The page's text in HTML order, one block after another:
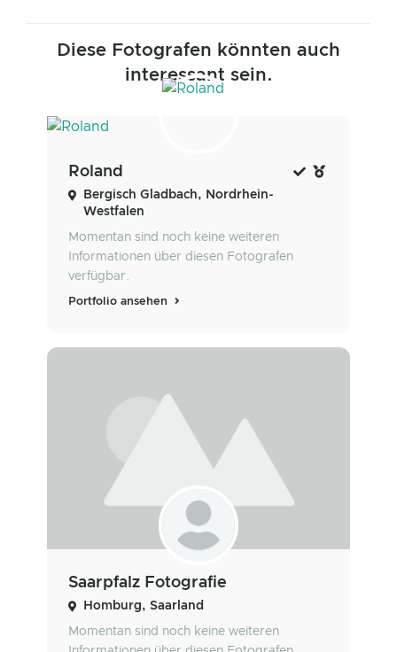
Diese Fotografen könnten auch
interessant sein.
Roland
Bergisch Gladbach, Nordrhein-
Westfalen
Momentan sind noch keine weiteren
Informationen über diesen Fotografen
verfügbar.
Portfolio ansehen
Saarpfalz Fotografie
Homburg, Saarland
Momentan sind noch keine weiteren